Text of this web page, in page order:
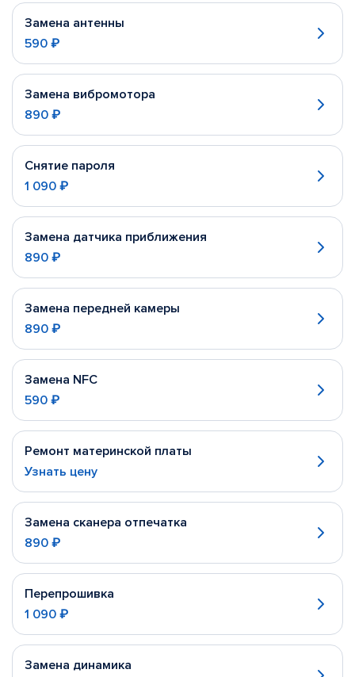
Замена антенны
590 ₽
Замена вибромотора
890 ₽
Снятие пароля
1 090 ₽
Замена датчика приближения
890 ₽
Замена передней камеры
890 ₽
Замена NFC
590 ₽
Ремонт материнской платы
Узнать цену
Замена сканера отпечатка
890 ₽
Перепрошивка
1 090 ₽
Замена динамика